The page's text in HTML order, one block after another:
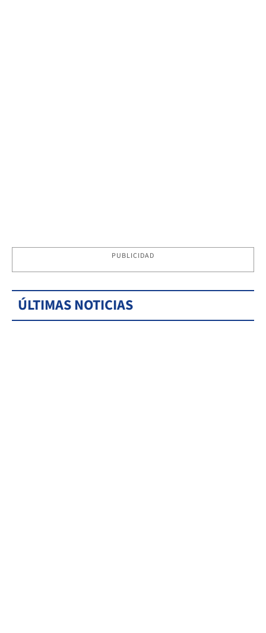
PUBLICIDAD
ÚLTIMAS NOTICIAS